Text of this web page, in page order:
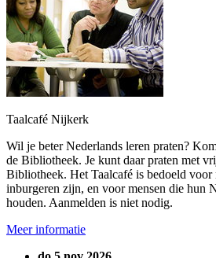
Taalcafé Nijkerk
Wil je beter Nederlands leren praten?
de Bibliotheek. Je kunt daar praten met
Bibliotheek. Het Taalcafé is bedoeld voor
inburgeren zijn, en voor mensen die hun
houden. Aanmelden is niet nodig.
Meer informatie